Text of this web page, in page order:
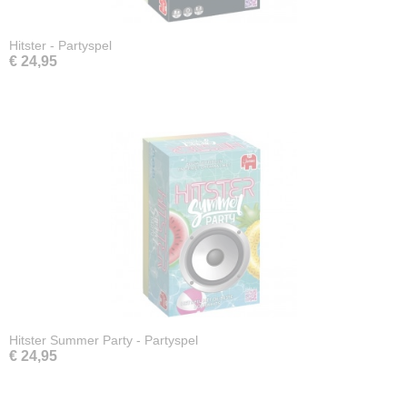
Hitster - Partyspel
€ 24,95
Hitster Summer Party - Partyspel
€ 24,95